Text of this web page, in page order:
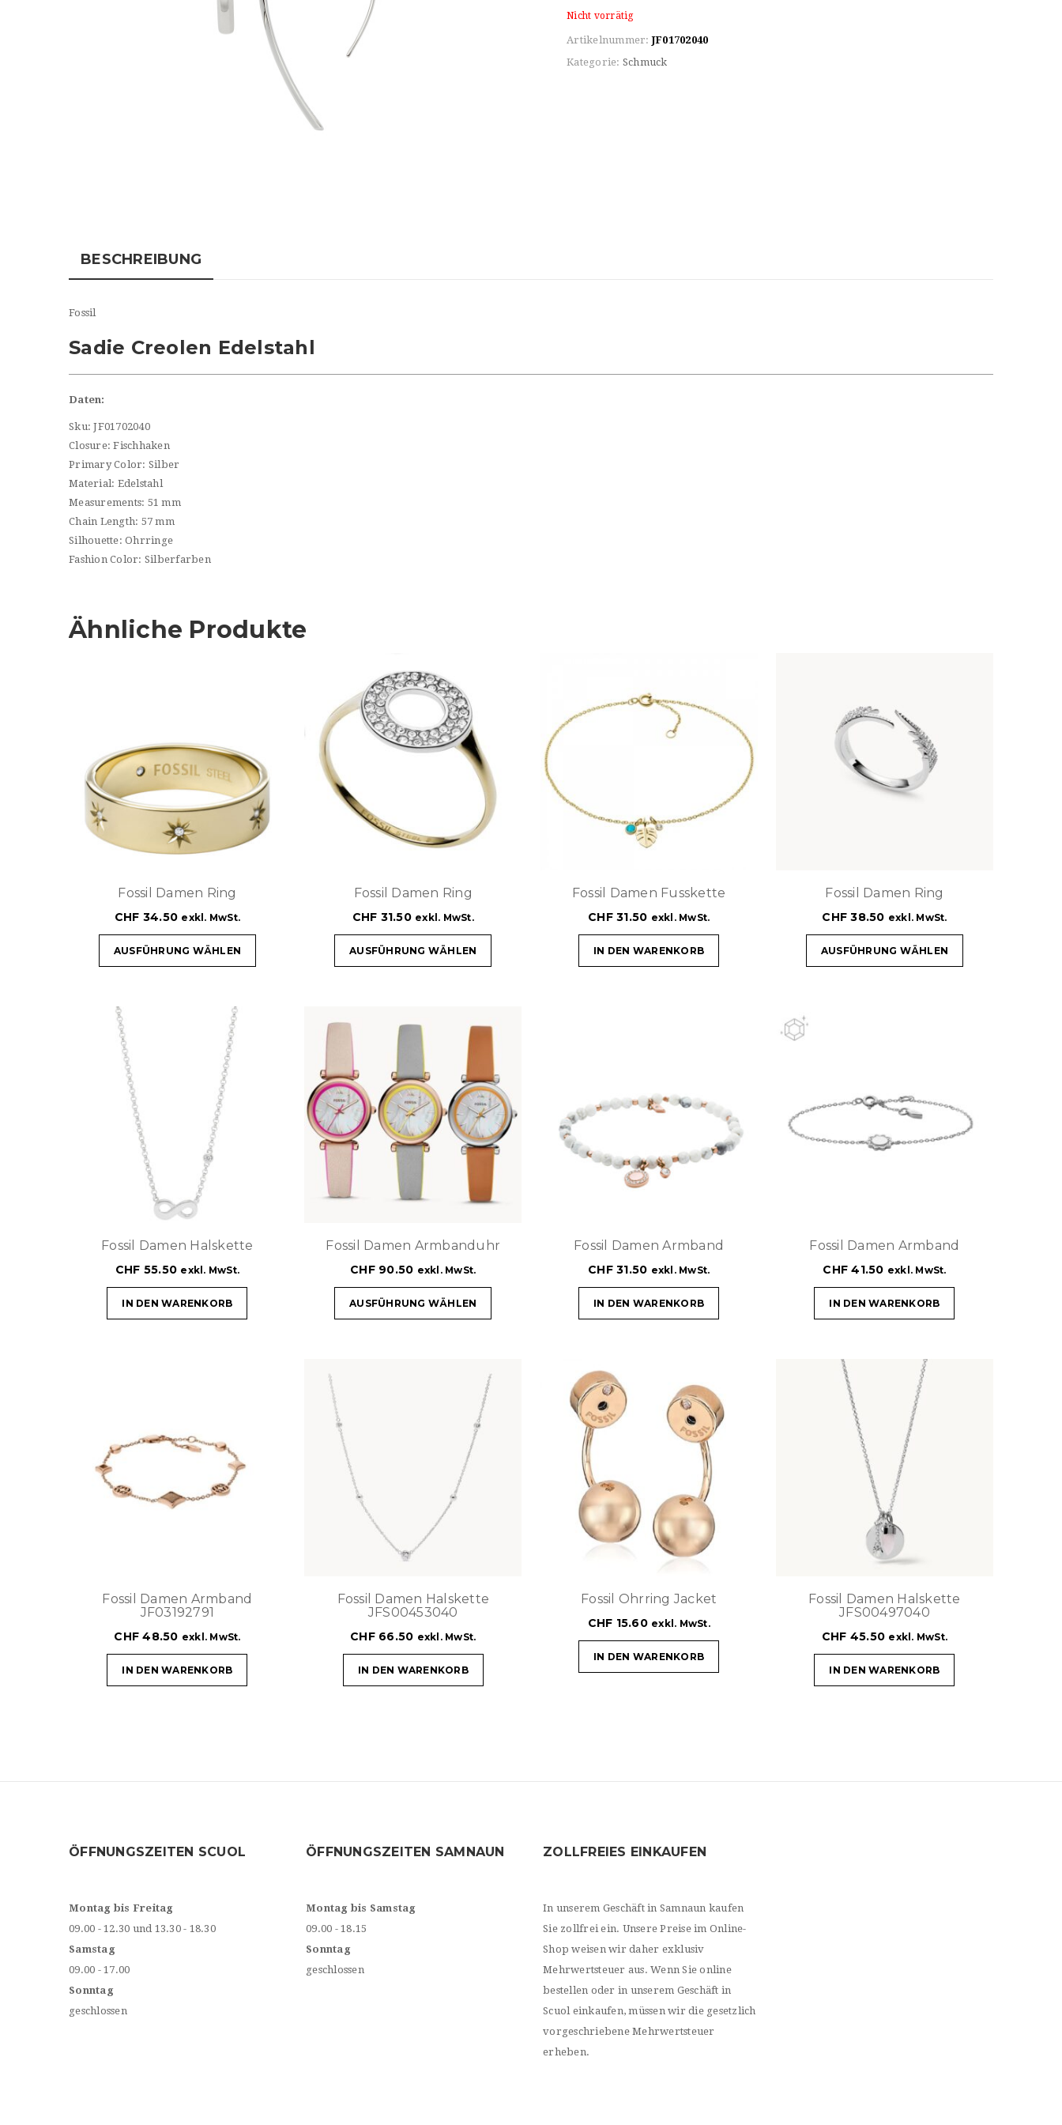
Nicht vorrätig
Artikelnummer:JF01702040
Kategorie: Schmuck
BESCHREIBUNG
Fossil
Sadie Creolen Edelstahl
Daten:
Sku: JF01702040
Closure: Fischhaken
Primary Color: Silber
Material: Edelstahl
Measurements: 51 mm
Chain Length: 57 mm
Silhouette: Ohrringe
Fashion Color: Silberfarben
Ähnliche Produkte
Fossil Damen Ring
CHF 34.50 exkl. MwSt.
AUSFÜHRUNG WÄHLEN
Fossil Damen Ring
CHF 31.50 exkl. MwSt.
AUSFÜHRUNG WÄHLEN
Fossil Damen Fusskette
CHF31.50 exkl. MwSt.
IN DEN WARENKORB
Fossil Damen Ring
CHF 38.50 exkl. MwSt.
AUSFÜHRUNG WÄHLEN
Fossil Damen Halskette
CHF 55.50 exkl. MwSt.
IN DEN WARENKORB
Fossil Damen Armbanduhr
CHF90.50 exkl. MwSt.
AUSFÜHRUNG WÄHLEN
Fossil Damen Armband
CHF31.50 exkl. MwSt.
IN DEN WARENKORB
Fossil Damen Armband
CHF 41.50 exkl. MwSt.
IN DEN WARENKORB
Fossil Damen Armband
JF03192791
CHF 48.50 exkl. MwSt.
IN DEN WARENKORB
Fossil Damen Halskette
JFS00453040
CHF66.50 exkl. MwSt.
IN DEN WARENKORB
Fossil Ohrring Jacket
CHF 15.60 exkl. MwSt.
IN DEN WARENKORB
Fossil Damen Halskette
JFS00497040
CHF 45.50 exkl. MwSt.
IN DEN WARENKORB
ÖFFNUNGSZEITEN SCUOL
Montag bis Freitag
09.00 - 12.30 und 13.30 - 18.30
Samstag
09.00 - 17.00
Sonntag
geschlossen
ÖFFNUNGSZEITEN SAMNAUN
Montag bis Samstag
09.00 - 18.15
Sonntag
geschlossen
ZOLLFREIES EINKAUFEN
In unserem Geschäft in Samnaun kaufen
Sie zollfrei ein. Unsere Preise im Online-
Shop weisen wir daher exklusiv
Mehrwertsteuer aus. Wenn Sie online
bestellen oder in unserem Geschäft in
Scuol einkaufen, müssen wir die gesetzlich
vorgeschriebene Mehrwertsteuer
erheben.